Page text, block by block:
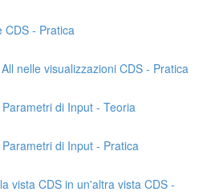
CDS - Pratica
nelle visualizzazioni CDS - Pratica
di Input - Teoria
di Input - Pratica
vista CDS in un'altra vista CDS -